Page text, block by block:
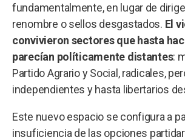
fundamentalmente, en lugar de
renombre o sellos desgastados. El
convivieron sectores que hasta
parecían políticamente distantes:
Partido Agrario y Social, radicales,
independientes y hasta libertarios
Este nuevo espacio se configura a
insuficiencia de las opciones